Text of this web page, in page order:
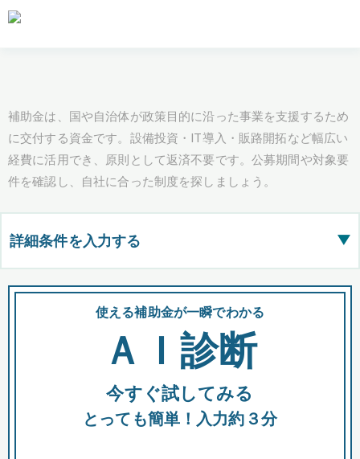
補助金は、国や自治体が政策目的に沿った事業を支援するため
に交付する資金です。設備投資・IT導入・販路開拓など幅広い
経費に活用でき、原則として返済不要です。公募期間や対象要
件を確認し、自社に合った制度を探しましょう。
詳細条件を入力する ▶
都道府県
全国の検索結果を含めて表示
助成金 融資 出資
使える補助金が一瞬でわかる
ＡＩ診断
今すぐ試してみる
とっても簡単！入力約３分